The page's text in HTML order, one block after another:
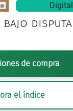
Digital
bajo disputa
de compra
el índice